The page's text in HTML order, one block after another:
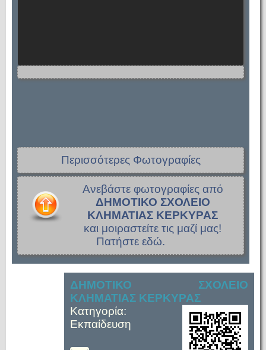
Περισσότερες Φωτογραφίες
Ανεβάστε φωτογραφίες από
ΔΗΜΟΤΙΚΟ ΣΧΟΛΕΙΟ
ΚΛΗΜΑΤΙΑΣ ΚΕΡΚΥΡΑΣ
και μοιραστείτε τις μαζί μας!
Πατήστε εδώ.
ΔΗΜΟΤΙΚΟ ΣΧΟΛΕΙΟ
ΚΛΗΜΑΤΙΑΣ ΚΕΡΚΥΡΑΣ
Κατηγορία:
Εκπαίδευση